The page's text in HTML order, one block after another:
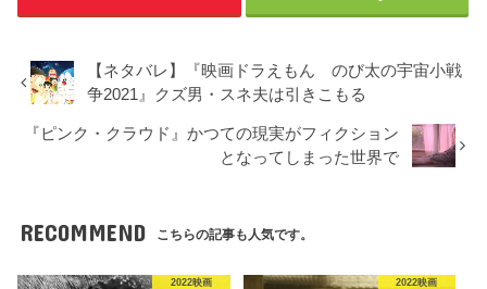
【ネタバレ】『映画ドラえもん のび太の宇宙小戦
争2021』クズ男・スネ夫は引きこもる
『ピンク・クラウド』かつての現実がフィクション
となってしまった世界で
RECOMMEND こちらの記事も人気です。
2022映画 2022映画